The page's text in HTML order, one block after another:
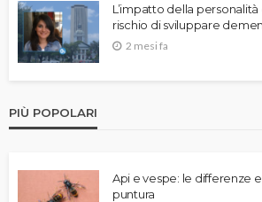
L’impatto della personalità
rischio di sviluppare
2 mesi fa
PIÙ POPOLARI
Api e vespe: le differenze
puntura